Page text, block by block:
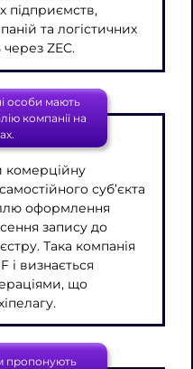
підприємств,
та логістичних
ZEC.
особи мають
компанії на
комерційну
суб’єкта
оформлення
запису до
Така компанія
і визнається
що
пропонують